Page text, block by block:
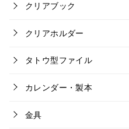
クリアブック
クリアホルダー
タトウ型ファイル
カレンダー・製本
金具